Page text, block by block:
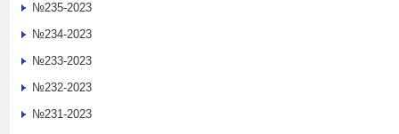
№235-2023
№234-2023
№233-2023
№232-2023
№231-2023